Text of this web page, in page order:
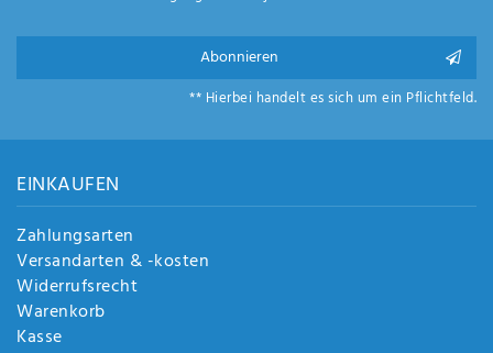
rag
sen
Abonnieren
** Hierbei handelt es sich um ein Pflichtfeld.
EINKAUFEN
Zahlungsarten
Versandarten & -kosten
Widerrufsrecht
Warenkorb
Kasse